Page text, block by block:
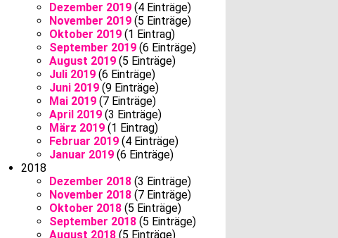
Dezember 2019(4 Einträge)
November 2019(5 Einträge)
Oktober 2019(1 Eintrag)
September 2019(6 Einträge)
August 2019(5 Einträge)
Juli 2019(6 Einträge)
Juni 2019(9 Einträge)
Mai 2019(7 Einträge)
April 2019(3 Einträge)
März 2019(1 Eintrag)
Februar 2019(4 Einträge)
Januar 2019(6 Einträge)
2018
Dezember 2018(3 Einträge)
November 2018(7 Einträge)
Oktober 2018(5 Einträge)
September 2018(5 Einträge)
August 2018(5 Einträge)